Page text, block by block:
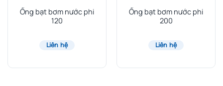
Ống bạt bơm nước phi
120
Liên hệ
Ống bạt bơm nước phi
200
Liên hệ